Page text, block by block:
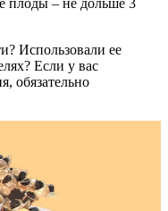
Использовали ее
Если у вас
обязательно